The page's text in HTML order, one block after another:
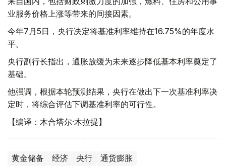
业服务价格上涨等带来的间接因素。
今年7月5日，央行决定将基准利率维持在16.75%的年度水
平。
央行副行长指出，通胀放缓为未来逐步降低基本利率奠定了
基础。
他强调，根据本轮预测结果，央行在做出下一次基准利率决
定时，将综合评估下调基准利率的可行性。
【编译：木合塔尔·木拉提】
黄金储备 经济 央行 通货膨胀